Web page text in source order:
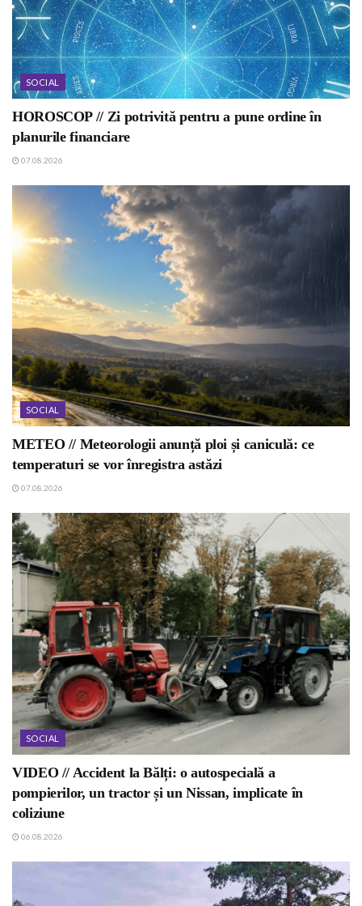
SOCIAL
HOROSCOP // Zi potrivită pentru a pune ordine în
planurile financiare
07.08.2026
SOCIAL
METEO // Meteorologii anunță ploi și caniculă: ce
temperaturi se vor înregistra astăzi
07.08.2026
SOCIAL
VIDEO // Accident la Bălți: o autospecială a
pompierilor, un tractor și un Nissan, implicate în
coliziune
06.08.2026